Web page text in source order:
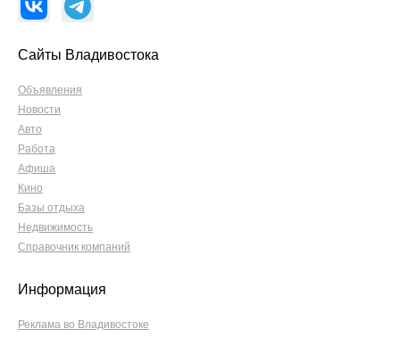
Сайты Владивостока
Объявления
Новости
Авто
Работа
Афиша
Кино
Базы отдыха
Недвижимость
Справочник компаний
Информация
Реклама во Владивостоке